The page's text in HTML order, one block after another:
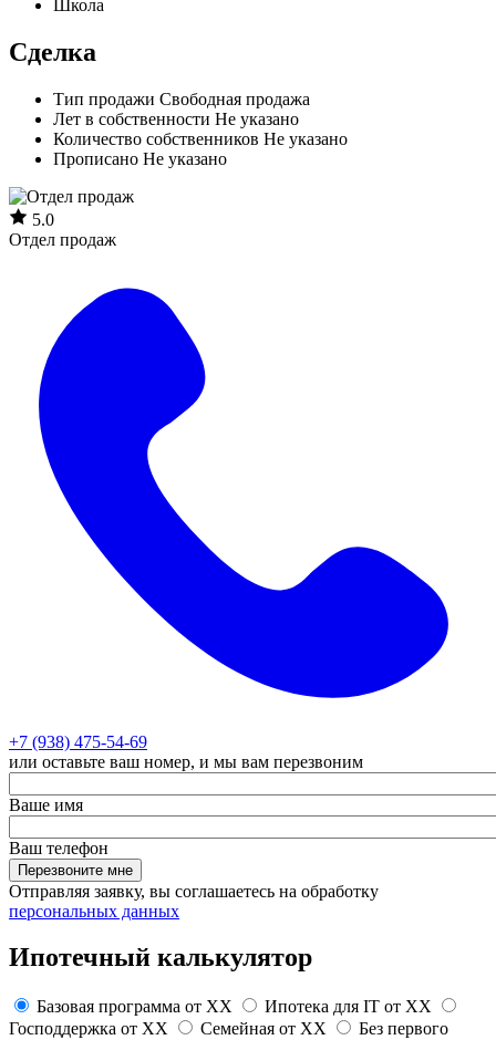
Школа
Сделка
Тип продажи Свободная продажа
Лет в собственности Не указано
Количество собственников Не указано
Прописано Не указано
5.0
Отдел продаж
+7 (938) 475-54-69
или оставьте ваш номер, и мы вам перезвоним
Ваше имя
Ваш телефон
Перезвоните мне
Отправляя заявку, вы соглашаетесь на обработку
персональных данных
Ипотечный калькулятор
Базовая программа от XX Ипотека для IT от XX
Господдержка от XX Семейная от XX
Без первого